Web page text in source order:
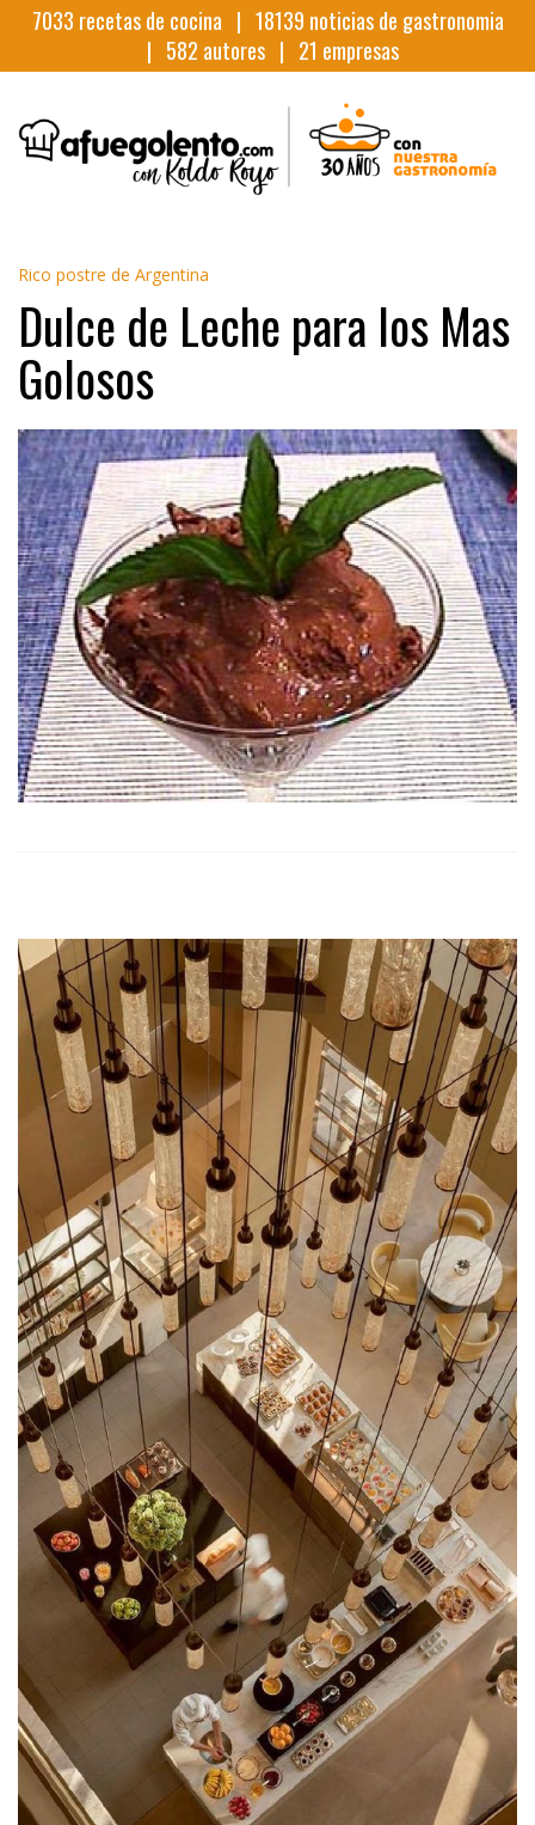
7033 recetas de cocina | 18139 noticias de gastronomia
| 582 autores | 21 empresas
Rico postre de Argentina
Dulce de Leche para los Mas
Golosos